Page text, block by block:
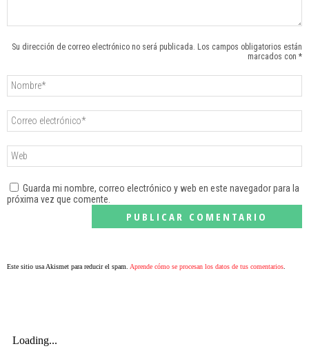
Su dirección de correo electrónico no será publicada. Los campos obligatorios están
marcados con *
Guarda mi nombre, correo electrónico y web en este navegador para la
próxima vez que comente.
Este sitio usa Akismet para reducir el spam. Aprende cómo se procesan los datos de tus comentarios